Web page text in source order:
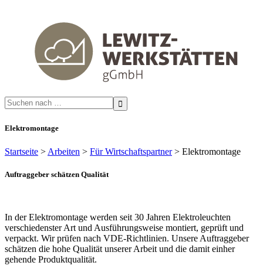
Search
for:
Elektromontage
Startseite > Arbeiten > Für Wirtschaftspartner> Elektromontage
Auftraggeber schätzen Qualität
In der Elektromontage werden seit 30 Jahren Elektroleuchten
verschiedenster Art und Ausführungsweise montiert, geprüft und
verpackt. Wir prüfen nach VDE-Richtlinien. Unsere Auftraggeber
schätzen die hohe Qualität unserer Arbeit und die damit einher
gehende Produktqualität.